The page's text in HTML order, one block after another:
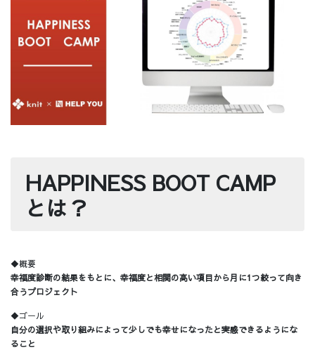
HAPPINESS BOOT CAMP
とは？
◆概要
幸福度診断の結果をもとに、幸福度と相関の高い項目から月に1つ絞って向き
合うプロジェクト
◆ゴール
自分の選択や取り組みによって少しでも幸せになったと実感できるようにな
ること